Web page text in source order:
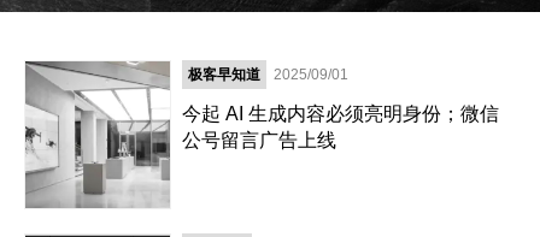
极客早知道 2025/09/01
今起 AI 生成内容必须亮明身份；微信
公号留言广告上线